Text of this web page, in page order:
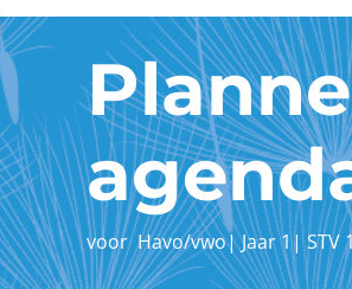
voorHavo/vwo|Jaar 1|STV